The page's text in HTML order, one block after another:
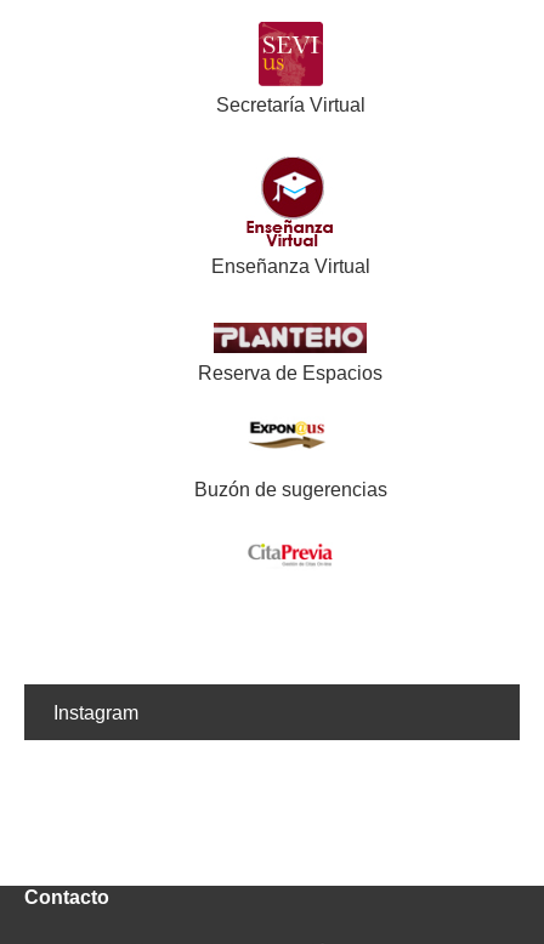
Secretaría Virtual
Enseñanza Virtual
Reserva de Espacios
Buzón de sugerencias
Instagram
Contacto